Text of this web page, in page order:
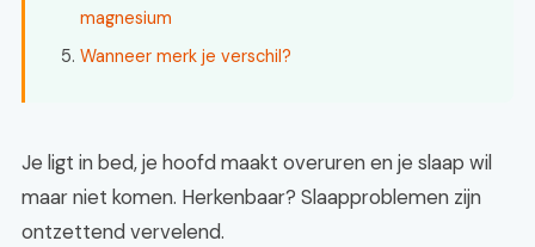
magnesium
Wanneer merk je verschil?
Je ligt in bed, je hoofd maakt overuren en je slaap wil
maar niet komen. Herkenbaar? Slaapproblemen zijn
ontzettend vervelend.